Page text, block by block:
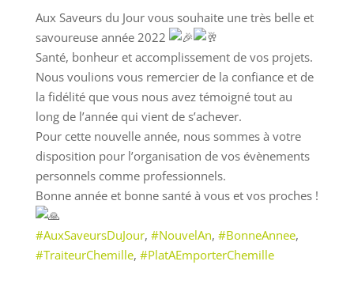
Aux Saveurs du Jour vous souhaite une très belle et
savoureuse année 2022
Santé, bonheur et accomplissement de vos projets.
Nous voulions vous remercier de la confiance et de
la fidélité que vous nous avez témoigné tout au
long de l’année qui vient de s’achever.
Pour cette nouvelle année, nous sommes à votre
disposition pour l’organisation de vos évènements
personnels comme professionnels.
Bonne année et bonne santé à vous et vos proches !
#AuxSaveursDuJour, #NouvelAn, #BonneAnnee,
#TraiteurChemille, #PlatAEmporterChemille